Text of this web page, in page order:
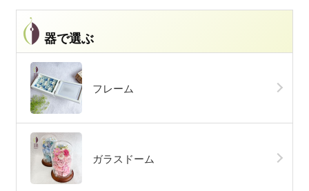
器で選ぶ
フレーム
ガラスドーム